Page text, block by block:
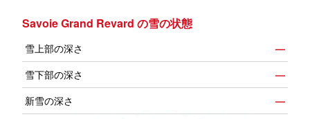
Savoie Grand Revard の雪の状態
雪上部の深さ
—
雪下部の深さ
—
新雪の深さ
—